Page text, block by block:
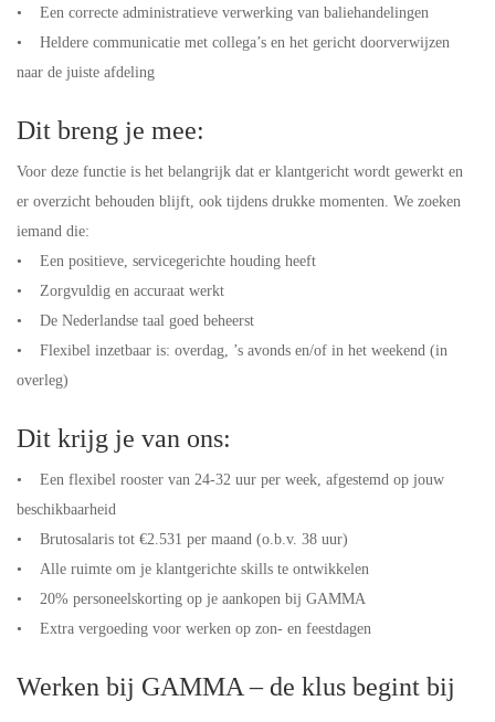
• Een correcte administratieve verwerking van baliehandelingen
• Heldere communicatie met collega’s en het gericht doorverwijzen
naar de juiste afdeling
Dit breng je mee:
Voor deze functie is het belangrijk dat er klantgericht wordt gewerkt en
er overzicht behouden blijft, ook tijdens drukke momenten. We zoeken
iemand die:
• Een positieve, servicegerichte houding heeft
• Zorgvuldig en accuraat werkt
• De Nederlandse taal goed beheerst
• Flexibel inzetbaar is: overdag, ’s avonds en/of in het weekend (in
overleg)
Dit krijg je van ons:
• Een flexibel rooster van 24-32 uur per week, afgestemd op jouw
beschikbaarheid
• Brutosalaris tot €2.531 per maand (o.b.v. 38 uur)
• Alle ruimte om je klantgerichte skills te ontwikkelen
• 20% personeelskorting op je aankopen bij GAMMA
• Extra vergoeding voor werken op zon- en feestdagen
Werken bij GAMMA – de klus begint bij